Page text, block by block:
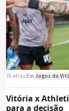
7h atrás Em Jogos do
Vitória x
para a decisão